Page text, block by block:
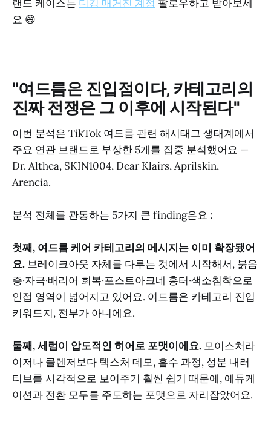
랜드 케이스는 디깅 매거진 계정 팔로우하고 받아보세
요 😄
"여드름은 진입점이다, 카테고리의
진짜 전쟁은 그 이후에 시작된다"
이번 분석은 TikTok 여드름 관련 해시태그 생태계에서
주요 연관 브랜드로 부상한 5개를 집중 분석했어요 —
Dr. Althea, SKIN1004, Dear Klairs, Aprilskin,
Arencia.
분석 전체를 관통하는 5가지 큰 finding은요 :
첫째, 여드름 케어 카테고리의 메시지는 이미 확장됐어
요. 브레이크아웃 자체를 다루는 것에서 시작해서, 붉음
증·자극·배리어 회복·포스트아크네 흉터·색소침착으로
인접 영역이 넓어지고 있어요. 여드름은 카테고리 진입
키워드지, 전부가 아니에요.
둘째, 세럼이 압도적인 히어로 포맷이에요. 모이스처라
이저나 클렌저보다 텍스처 데모, 흡수 과정, 성분 내러
티브를 시각적으로 보여주기 훨씬 쉽기 때문에, 에듀케
이션과 전환 모두를 주도하는 포맷으로 자리잡았어요.